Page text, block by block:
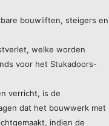
bouwliften, steigers en
welke worden
voor het Stukadoors-
verricht, is de
dat het bouwwerk met
indien de